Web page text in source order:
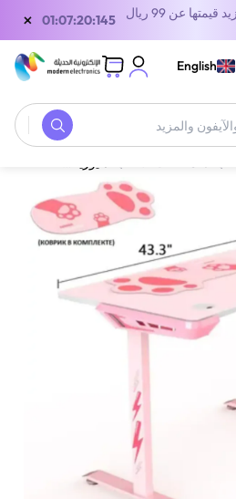
توصيل مجاني للطلبات التي تزيد قيمتها عن 99 ريال
01:07:20:145
×
English